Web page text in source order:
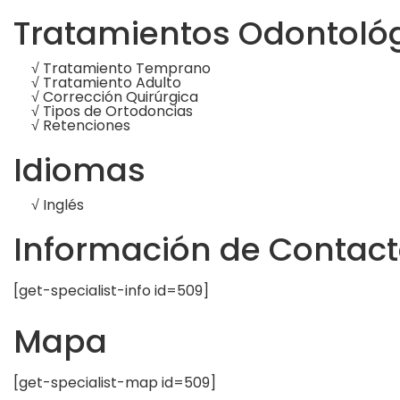
Tratamientos
√ Tratamiento Temprano
√ Tratamiento Adulto
√ Corrección Quirúrgica
√ Tipos de Ortodoncias
√ Retenciones
Idiomas
√ Inglés
Información de
[get-specialist-info id=509]
Mapa
[get-specialist-map id=509]